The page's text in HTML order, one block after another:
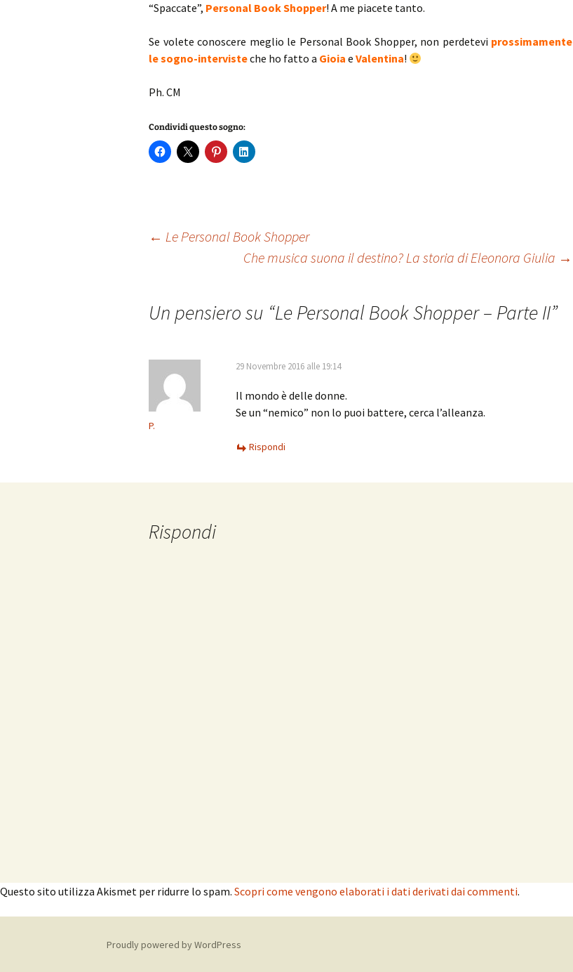
“Spaccate”, Personal Book Shopper! A me piacete tanto.
Se volete conoscere meglio le Personal Book Shopper, non perdetevi prossimamente
lesogno-intervisteche ho fatto a Gioia e Valentina!
Ph. CM
Condividi questo sogno:
Navigazione
← Le Personal Book Shopper
Che musica suona il destino? La storia di Eleonora Giulia →
Un pensiero su “Le Personal Book Shopper – Parte II”
P.
29 Novembre 2016 alle 19:14
Il mondo è delle donne.
Se un “nemico” non lo puoi battere, cerca l’alleanza.
Rispondi
Rispondi
Questo sito utilizza Akismet per ridurre lo spam. Scopri come vengono elaborati i dati derivati dai commenti.
Proudly powered by WordPress